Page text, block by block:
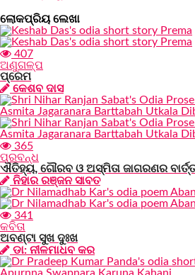
ଲୋକପ୍ରିୟ ଲେଖା
407
ଅଣୁଗଳ୍ପ
ପ୍ରେମ
କେଶବ ଦାସ
365
ପ୍ରବନ୍ଧ
ଐତିହ୍ୟ, ଗୌରବ ଓ ଅସ୍ମିତା ଜାଗରଣର
ନିହାର ରଞ୍ଜନ ସାବତ
341
କବିତା
ଅବଣ୍ଟା ସୁଖ ଦୁଃଖ
ଡା: ନୀଳମାଧବ କର